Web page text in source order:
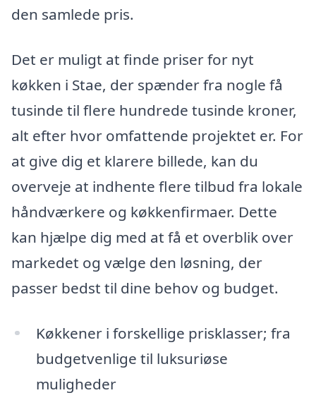
den samlede pris.
Det er muligt at finde priser for nyt
køkken i Stae, der spænder fra nogle få
tusinde til flere hundrede tusinde kroner,
alt efter hvor omfattende projektet er. For
at give dig et klarere billede, kan du
overveje at indhente flere tilbud fra lokale
håndværkere og køkkenfirmaer. Dette
kan hjælpe dig med at få et overblik over
markedet og vælge den løsning, der
passer bedst til dine behov og budget.
Køkkener i forskellige prisklasser; fra
budgetvenlige til luksuriøse
muligheder